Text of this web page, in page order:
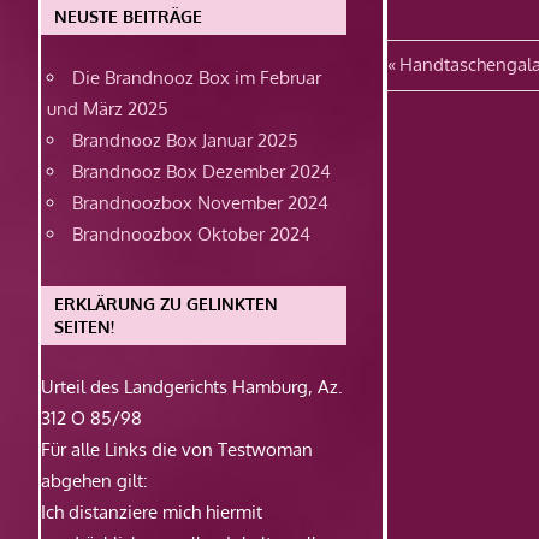
Vorheriger
Beitrag:
Handtaschengala
NEUSTE BEITRÄGE
Die Brandnooz Box im Februar
und März 2025
Brandnooz Box Januar 2025
Brandnooz Box Dezember 2024
Brandnoozbox November 2024
Brandnoozbox Oktober 2024
ERKLÄRUNG ZU GELINKTEN
SEITEN!
Urteil des Landgerichts Hamburg, Az.
312 O 85/98
Für alle Links die von Testwoman
abgehen gilt:
Ich distanziere mich hiermit